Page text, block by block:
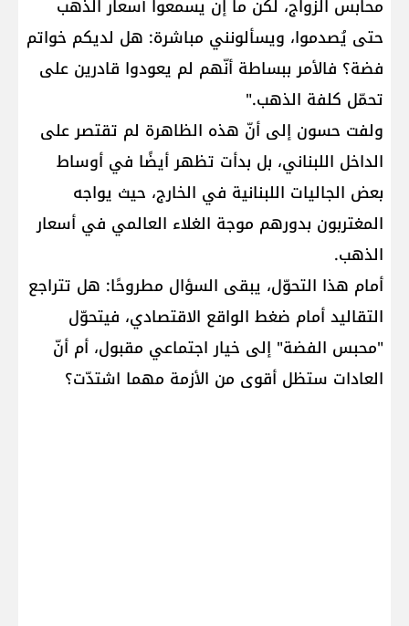
محابس الزواج، لكن ما إن يسمعوا أسعار الذهب
حتى يُصدموا، ويسألونني مباشرة: هل لديكم خواتم
فضة؟ فالأمر ببساطة أنّهم لم يعودوا قادرين على
تحمّل كلفة الذهب."
ولفت حسون إلى أنّ هذه الظاهرة لم تقتصر على
الداخل اللبناني، بل بدأت تظهر أيضًا في أوساط
بعض الجاليات اللبنانية في الخارج، حيث يواجه
المغتربون بدورهم موجة الغلاء العالمي في أسعار
الذهب.
أمام هذا التحوّل، يبقى السؤال مطروحًا: هل تتراجع
التقاليد أمام ضغط الواقع الاقتصادي، فيتحوّل
"محبس الفضة" إلى خيار اجتماعي مقبول، أم أنّ
العادات ستظل أقوى من الأزمة مهما اشتدّت؟